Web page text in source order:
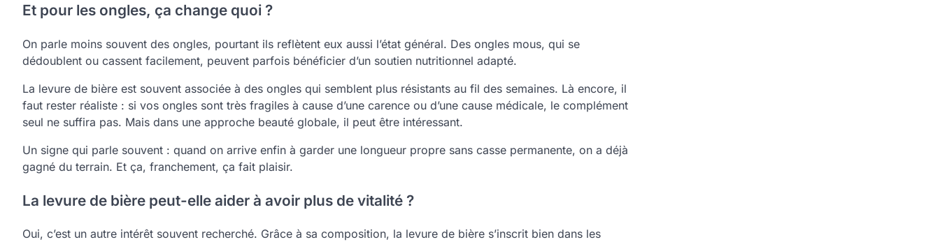
Et pour les ongles, ça change quoi ?
On parle moins souvent des ongles, pourtant ils reflètent eux aussi l’état général. Des ongles mous, qui se
dédoublent ou cassent facilement, peuvent parfois bénéficier d’un soutien nutritionnel adapté.
La levure de bière est souvent associée à des ongles qui semblent plus résistants au fil des semaines. Là encore, il
faut rester réaliste : si vos ongles sont très fragiles à cause d’une carence ou d’une cause médicale, le complément
seul ne suffira pas. Mais dans une approche beauté globale, il peut être intéressant.
Un signe qui parle souvent : quand on arrive enfin à garder une longueur propre sans casse permanente, on a déjà
gagné du terrain. Et ça, franchement, ça fait plaisir.
La levure de bière peut-elle aider à avoir plus de vitalité ?
Oui, c’est un autre intérêt souvent recherché. Grâce à sa composition, la levure de bière s’inscrit bien dans les